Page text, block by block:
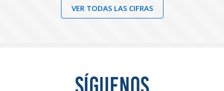
VER TODAS LAS CIFRAS